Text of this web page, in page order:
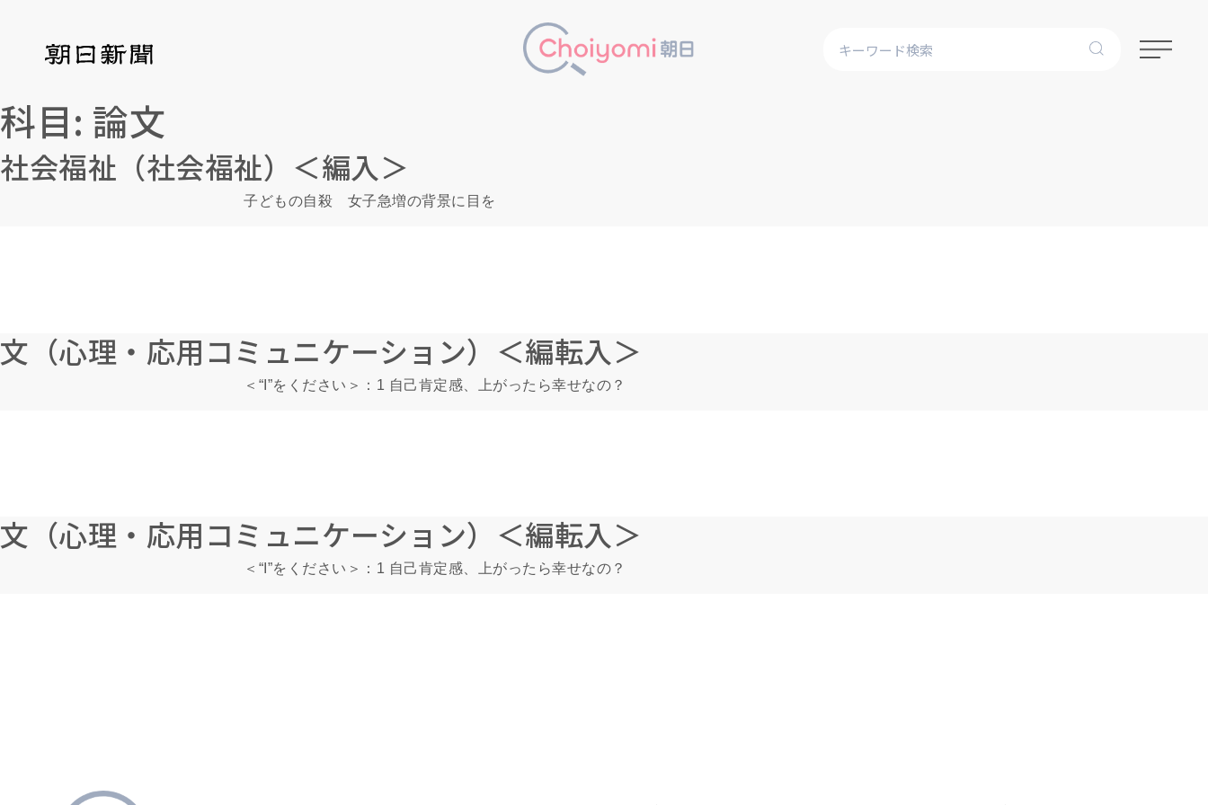
科目: 論文
社会福祉（社会福祉）＜編入＞
子どもの自殺 女子急増の背景に目を
文（心理・応用コミュニケーション）＜編転入＞
＜“I”をください＞：1 自己肯定感、上がったら幸せなの？
文（心理・応用コミュニケーション）＜編転入＞
＜“I”をください＞：1 自己肯定感、上がったら幸せなの？